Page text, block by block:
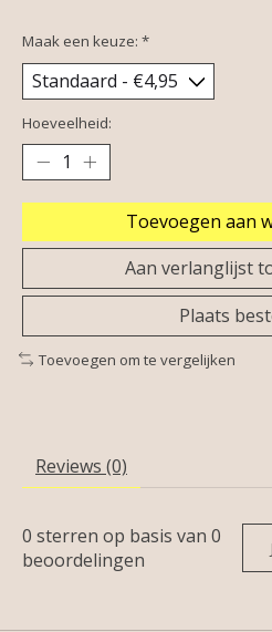
Maak een keuze: *
Hoeveelheid:
Toevoegen aan
Aan verlanglijst
Plaats
Toevoegen om te vergelijken
Reviews (0)
0 sterren op basis van 0
beoordelingen